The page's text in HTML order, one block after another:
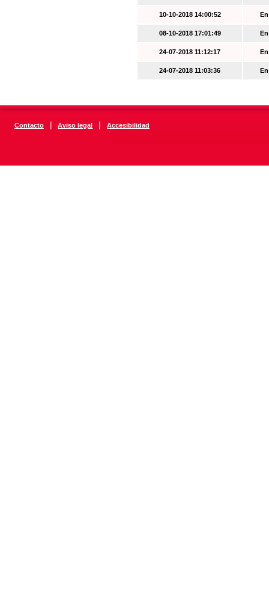
10-10-2018 14:00:52
08-10-2018 17:01:49
24-07-2018 11:12:17
24-07-2018 11:03:36
Contacto | Aviso legal | Accesibilidad